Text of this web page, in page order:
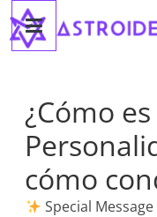
Saltar
contenido
¿Cómo
cómo
Special